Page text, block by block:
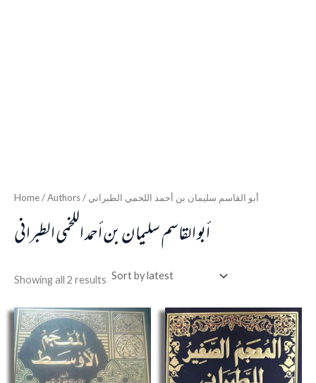
Home / Authors / أبو القاسم سليمان بن أحمد اللخمي الطبراني
أبو القاسم سليمان بن أحمد اللخمي الطبراني
Showing all 2 results